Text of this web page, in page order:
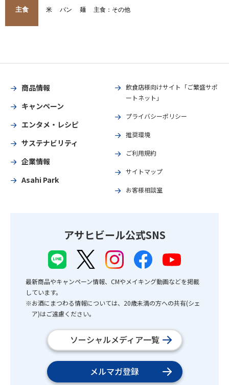
主食 米 パン 麺 主食：その他
商品情報
キャンペーン
エンタメ・レシピ
サステナビリティ
企業情報
Asahi Park
飲食店様向けサイト「ご繁盛サポ
ートネット」
プライバシーポリシー
推奨環境
ご利用規約
サイトマップ
お客様相談室
アサヒビール公式SNS
最新商品やキャンペーン情報、CMやメイキング動画などを掲載
しています。
※お酒にまつわる情報については、20歳未満の方への共有(シェ
ア)はご遠慮ください。
ソーシャルメディア一覧
メルマガ登録